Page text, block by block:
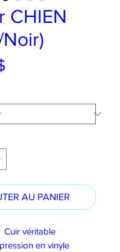
CHIEN
Prix
AU PANIER
Cuir véritable
en vinyle